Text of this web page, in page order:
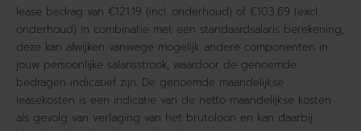
lease bedrag van €121,19 (incl. onderhoud) of €103,69 (excl.
onderhoud) in combinatie met een standaardsalaris berekening,
deze kan afwijken vanwege mogelijk andere componenten in
jouw persoonlijke salarisstrook, waardoor de genoemde
bedragen indicatief zijn. De genoemde maandelijkse
leasekosten is een indicatie van de netto maandelijkse kosten
als gevolg van verlaging van het brutoloon en kan daarbij